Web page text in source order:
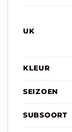
UK
KLEUR
SEIZOEN
SUBSOORT